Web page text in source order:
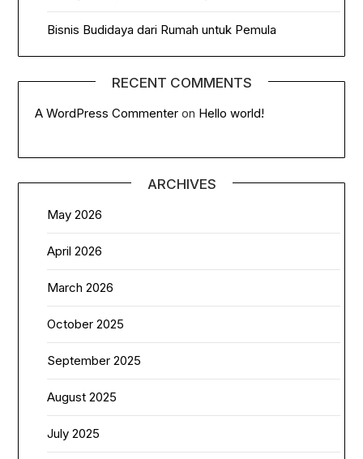
Bisnis Budidaya dari Rumah untuk Pemula
RECENT COMMENTS
A WordPress Commenter on Hello world!
ARCHIVES
May 2026
April 2026
March 2026
October 2025
September 2025
August 2025
July 2025